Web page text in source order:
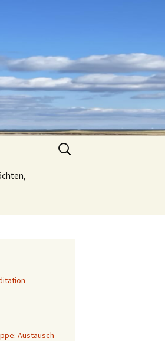
Suche
nach:
Austausch